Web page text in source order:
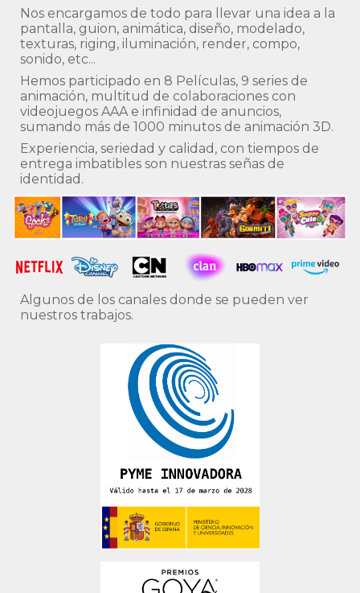
Nos encargamos de todo para llevar una idea a la
pantalla, guion, animática, diseño, modelado,
texturas, riging, iluminación, render, compo,
sonido, etc...
Hemos participado en 8 Películas, 9 series de
animación, multitud de colaboraciones con
videojuegos AAA e infinidad de anuncios,
sumando más de 1000 minutos de animación 3D.
Experiencia, seriedad y calidad, con tiempos de
entrega imbatibles son nuestras señas de
identidad.
Algunos de los canales donde se pueden ver
nuestros trabajos.